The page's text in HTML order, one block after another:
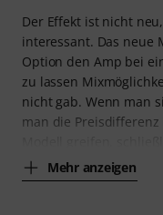
Der Effekt ist nicht
interessant. Das neue
Option den Amp bei
zu lassen
nicht gab. Wenn man
man die
Mehr anzeigen